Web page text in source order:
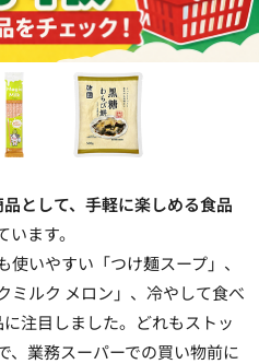
として、手軽に楽しめる食品
います。
いやすい「つけ麺スープ」、
ミルク メロン」、冷やして食べ
注目しました。どれもストッ
、業務スーパーでの買い物前に